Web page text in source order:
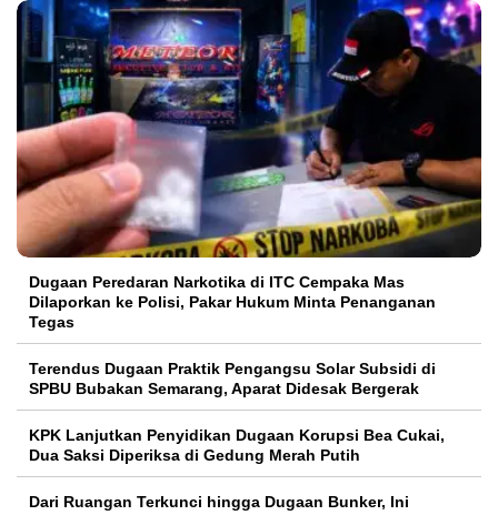
Dugaan Peredaran Narkotika di ITC Cempaka Mas
Dilaporkan ke Polisi, Pakar Hukum Minta Penanganan
Tegas
Terendus Dugaan Praktik Pengangsu Solar Subsidi di
SPBU Bubakan Semarang, Aparat Didesak Bergerak
KPK Lanjutkan Penyidikan Dugaan Korupsi Bea Cukai,
Dua Saksi Diperiksa di Gedung Merah Putih
Dari Ruangan Terkunci hingga Dugaan Bunker, Ini